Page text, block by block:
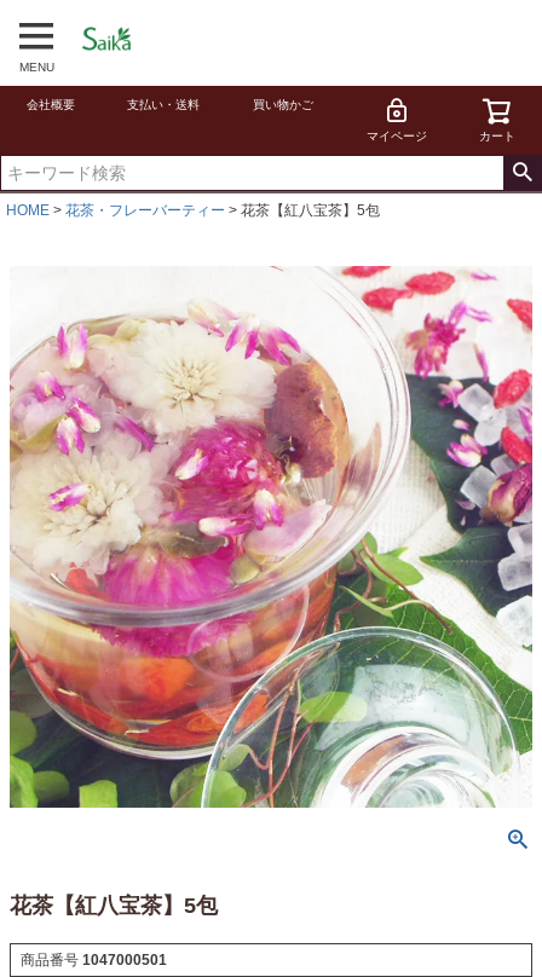
MENU
会社概要 支払い・送料 買い物かご
マイページ カート
HOME 花茶・フレーバーティー 花茶【紅八宝茶】5包
花茶【紅八宝茶】5包
商品番号 1047000501